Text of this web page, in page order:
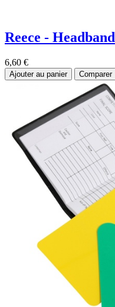
Reece - Headband
6,60 €
Ajouter au panier Comparer